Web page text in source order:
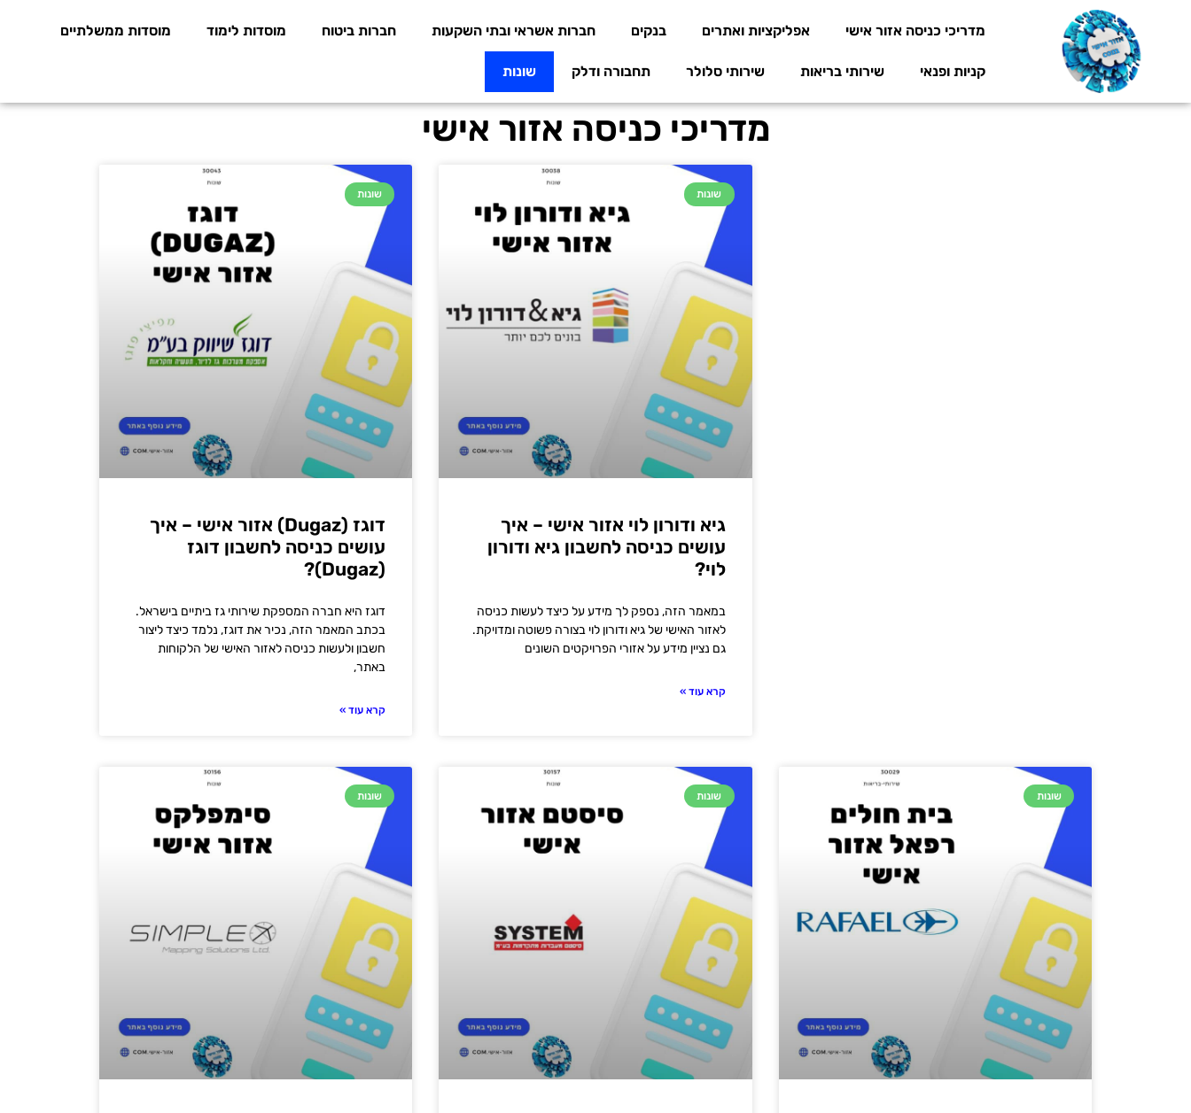
מדריכי כניסה אזור אישי אפליקציות ואתרים בנקים חברות אשראי ובתי השקעות חברות ביטוח מוסדות לימוד מוסדות ממשלתיים
קניות ופנאי שירותי בריאות שירותי סלולר תחבורה ודלק שונות
מדריכי כניסה אזור אישי
שונות
גיא ודורון לוי אזור אישי – איך
עושים כניסה לחשבון גיא ודורון
לוי?
במאמר הזה, נספק לך מידע על כיצד לעשות כניסה
לאזור האישי של גיא ודורון לוי בצורה פשוטה ומדויקת.
גם נציין מידע על אזורי הפרויקטים השונים
קרא עוד »
שונות
דוגז (Dugaz) אזור אישי – איך
עושים כניסה לחשבון דוגז
(Dugaz)?
דוגז היא חברה המספקת שירותי גז ביתיים בישראל.
בכתב המאמר הזה, נכיר את דוגז, נלמד כיצד ליצור
חשבון ולעשות כניסה לאזור האישי של הלקוחות
באתר,
קרא עוד »
שונות שונות שונות